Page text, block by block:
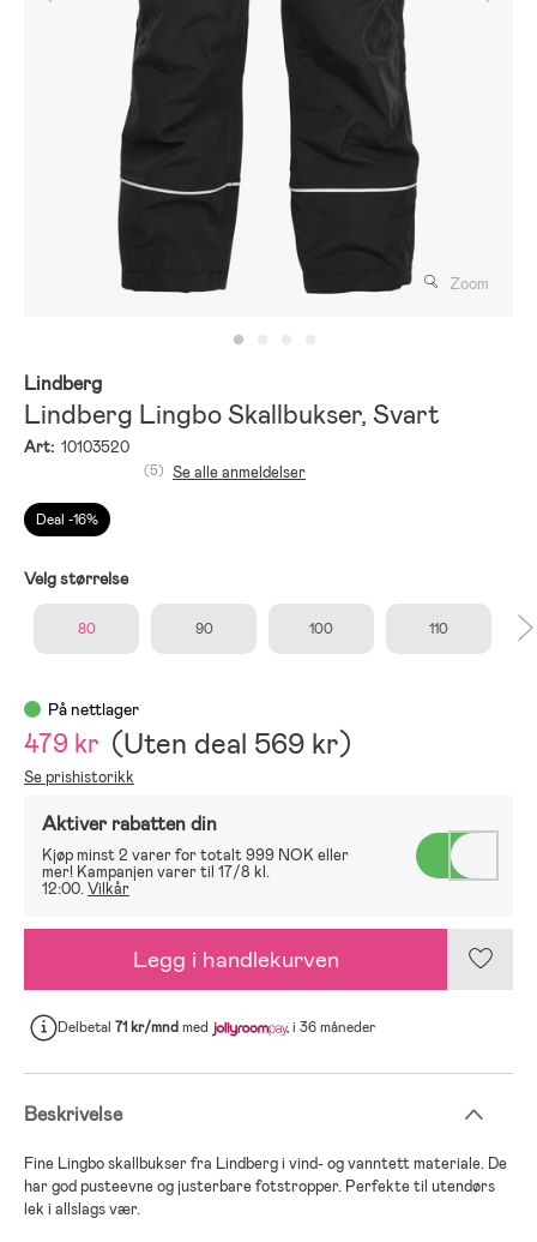
Zoom
Lindberg
Lindberg Lingbo Skallbukser, Svart
Art: 10103520
Deal -16%
(5) Se alle anmeldelser
Velg størrelse
80 90 100 110
På nettlager
479 kr (Uten deal 569 kr)
Se prishistorikk
Aktiver rabatten din
Kjøp minst 2 varer for totalt 999 NOK eller
mer! Kampanjen varer til 17/8 kl.
12:00.Vilkår
Legg i handlekurven
Delbetal 71 kr/mndmed i 36 måneder
Beskrivelse
Fine Lingbo skallbukser fra Lindberg i vind- og vanntett materiale. De
har god pusteevne og justerbare fotstropper. Perfekte til utendørs
lek i allslags vær.